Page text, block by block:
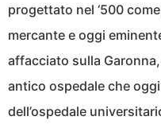
progettato nel ‘500
mercante e oggi
affacciato sulla
antico ospedale che
dell’ospedale